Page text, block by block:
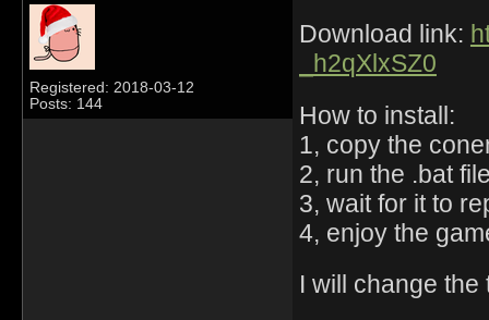
Registered: 2018-03-12
Posts: 144
Download link:
_h2qXlxSZ0
How to install:
1, copy the
2, run the .bat
3, wait for it to
4, enjoy the
I will change